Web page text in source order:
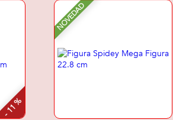
- 11 %
NOVEDAD